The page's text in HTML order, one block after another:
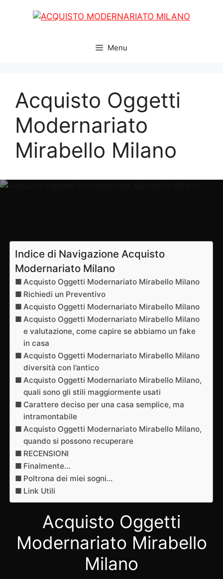
Menu
Acquisto Oggetti
Modernariato
Mirabello Milano
Indice di Navigazione Acquisto
Modernariato Milano
Acquisto Oggetti Modernariato Mirabello Milano
Richiedi un Preventivo
Acquisto Oggetti Modernariato Mirabello Milano
Acquisto Oggetti Modernariato Mirabello Milano
e valutazione, come capire se abbiamo un fake
in casa
Acquisto Oggetti Modernariato Mirabello Milano
diversità con l’antico
Acquisto Oggetti Modernariato Mirabello Milano,
quali sono gli stili maggiormente usati
Carattere deciso per una casa semplice, ma
intramontabile
Acquisto Oggetti Modernariato Mirabello Milano,
quando si possono recuperare
RECENSIONI
Finalmente…
Poltrona dei miei sogni…
Link Utili
Acquisto Oggetti
Modernariato Mirabello
Milano